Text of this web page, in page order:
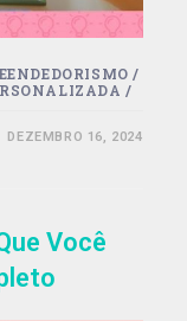
/
/
DEZEMBRO 16, 2024
Você